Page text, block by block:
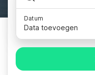
Datum
Data toevoegen